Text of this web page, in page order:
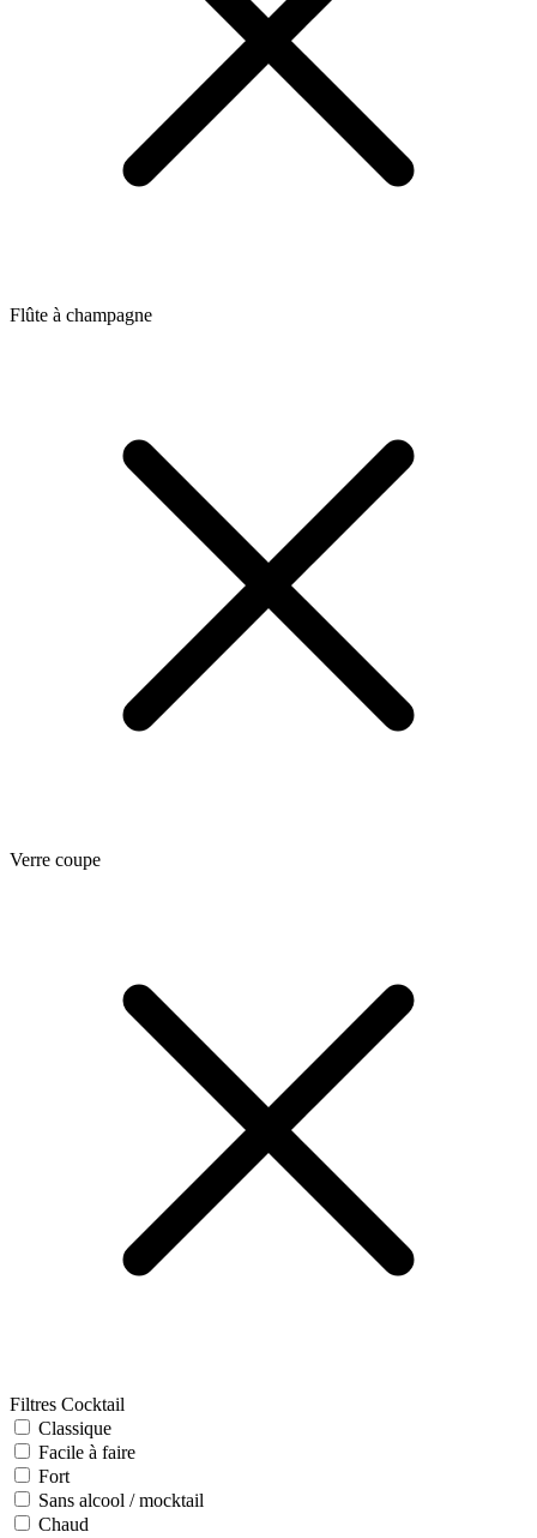
Flûte à champagne
Verre coupe
Filtres Cocktail
Classique
Facile à faire
Fort
Sans alcool / mocktail
Chaud